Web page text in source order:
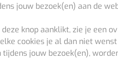
jouw bezoek(en) aan de
knop aanklikt, zie je een
cookies je al dan niet
jouw bezoek(en),